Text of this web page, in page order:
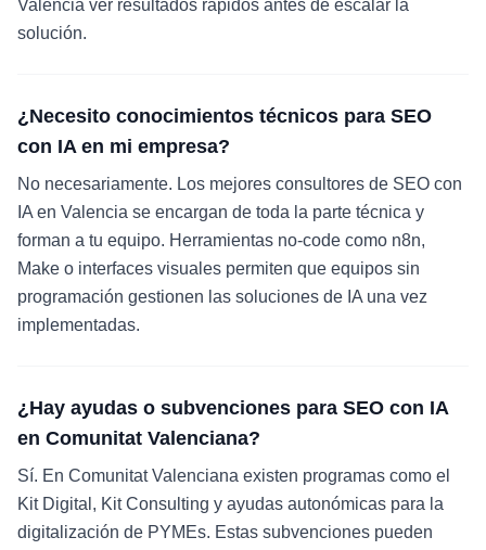
Valencia ver resultados rápidos antes de escalar la
solución.
¿Necesito conocimientos técnicos para SEO
con IA en mi empresa?
No necesariamente. Los mejores consultores de SEO con
IA en Valencia se encargan de toda la parte técnica y
forman a tu equipo. Herramientas no-code como n8n,
Make o interfaces visuales permiten que equipos sin
programación gestionen las soluciones de IA una vez
implementadas.
¿Hay ayudas o subvenciones para SEO con IA
en Comunitat Valenciana?
Sí. En Comunitat Valenciana existen programas como el
Kit Digital, Kit Consulting y ayudas autonómicas para la
digitalización de PYMEs. Estas subvenciones pueden